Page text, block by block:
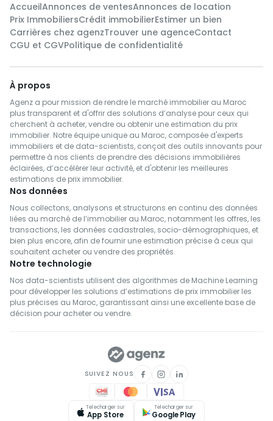
AccueilAnnonces de ventesAnnonces de location
Prix ImmobiliersCrédit immobilierEstimer un bien
Carrières chez agenzTrouver une agenceContact
CGU et CGVPolitique de confidentialité
À propos
Agenz a pour mission de rendre le marché immobilier au Maroc
plus transparent et d'offrir des solutions d’analyse pour ceux qui
cherchent à acheter, vendre ou obtenir une estimation du prix
immobilier. Notre équipe unique au Maroc, composée d'experts
immobiliers et de data-scientists, conçoit des outils innovants pour
permettre à nos clients de prendre des décisions immobilières
éclairées, d’accélérer leur activité, et d'obtenir les meilleures
estimations de prix immobilier.
Nos données
Nous collectons, analysons et structurons en continu des données
liées au marché de l’immobilier au Maroc, notamment les offres, les
transactions, les données cadastrales, socio-démographiques, et
bien plus encore, afin de fournir une estimation précise à ceux qui
souhaitent acheter ou vendre des propriétés.
Notre technologie
Nos data-scientists utilisent des algorithmes de Machine Learning
pour développer les solutions d’estimations de prix immobilier les
plus précises au Maroc, garantissant ainsi une excellente base de
décision pour acheter ou vendre.
SUIVEZ NOUS
Telecharger sur
App Store
Telecharger sur
Google Play